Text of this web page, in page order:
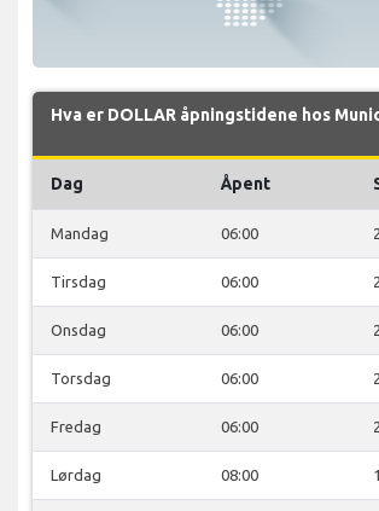
Hva er DOLLAR åpningstidene hos
Dag Åpent
Mandag 06:00
Tirsdag 06:00
Onsdag 06:00
Torsdag 06:00
Fredag 06:00
Lørdag 08:00